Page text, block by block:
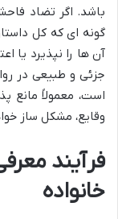
باشد. اگر تضاد
گونه ای که کل
آن ها را نپذیرد یا
جزئی و طبیعی در
است، معمولاً مانع
وقایع، مشکل ساز
فرآیند
خانواده